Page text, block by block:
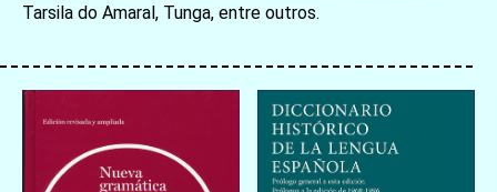
Tarsila do Amaral, Tunga, entre outros.